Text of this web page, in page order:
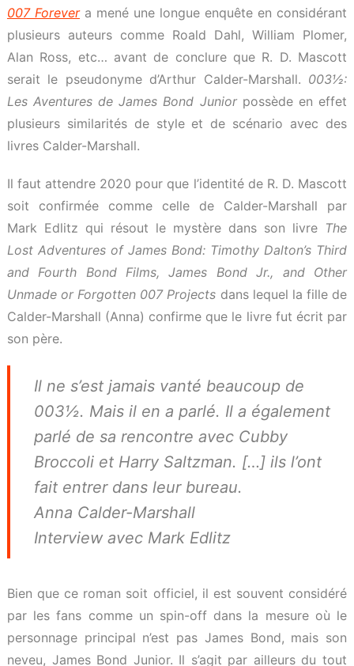
007 Forevera mené une longue enquête en considérant
plusieurs auteurs comme Roald Dahl, William Plomer,
Alan Ross, etc… avant de conclure que R. D. Mascott
serait le pseudonyme d’Arthur Calder-Marshall. 003½:
Les Aventures de James Bond Juniorpossède en effet
plusieurs similarités de style et de scénario avec des
livres Calder-Marshall.
Il faut attendre 2020 pour que l’identité de R. D. Mascott
soit confirmée comme celle de Calder-Marshall par
Mark Edlitz qui résout le mystère dans son livre The
Lost Adventures of James Bond: Timothy Dalton’s Third
and Fourth Bond Films, James Bond Jr., and Other
Unmade or Forgotten 007 Projects dans lequel la fille de
Calder-Marshall (Anna) confirme que le livre fut écrit par
son père.
Il ne s’est jamais vanté beaucoup de
003½. Mais il en a parlé. Il a également
parlé de sa rencontre avec Cubby
Broccoli et Harry Saltzman. […] ils l’ont
fait entrer dans leur bureau.
Anna Calder-Marshall
Interview avec Mark Edlitz
Bien que ce roman soit officiel, il est souvent considéré
par les fans comme un spin-off dans la mesure où le
personnage principal n’est pas James Bond, mais son
neveu, James Bond Junior. Il s’agit par ailleurs du tout